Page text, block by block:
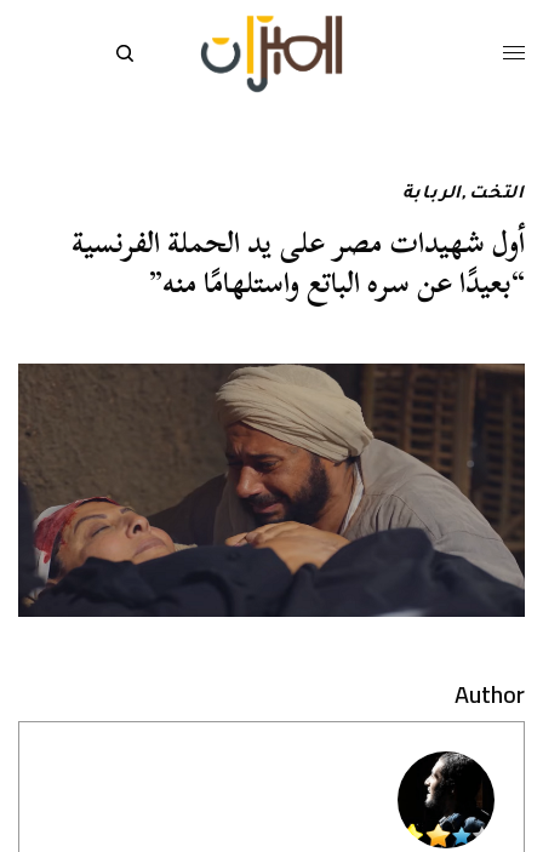
التخت ,الربابة
أول شهيدات مصر على يد الحملة الفرنسية
“بعيدًا عن سره الباتع واستلهامًا منه”
Author